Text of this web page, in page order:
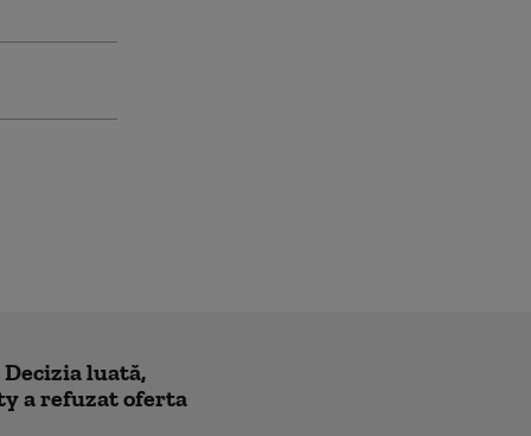
luată,
a refuzat oferta